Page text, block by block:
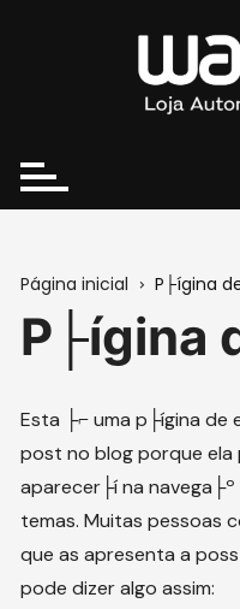
Página inicial P├ígina
P├ígina
Esta ├⌐ uma p├ígina de
post no blog porque ela
aparecer├í na
temas. Muitas pessoas
que as apresenta a
pode dizer algo assim: